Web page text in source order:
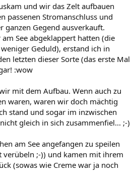
und wir das Zelt aufbauen
passenen Stromanschluss und
ganzen Gegend ausverkauft.
See abgeklappert hatten (die
Geduld), erstand ich in
letzten dieser Sorte (das erste Mal
:wow
mit dem Aufbau. Wenn auch zu
waren, waren wir doch mächtig
stand und sogar im inzwischen
gleich in sich zusammenfiel... ;-)
am See angefangen zu speilen
verübeln ;-)) und kamen mit ihrem
(sowas wie Creme war ja noch